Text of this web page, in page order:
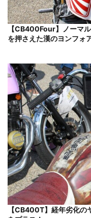
【CB400Four】ノーマ
を押さえた漢のヨンフォ
【CB400T】経年劣化の